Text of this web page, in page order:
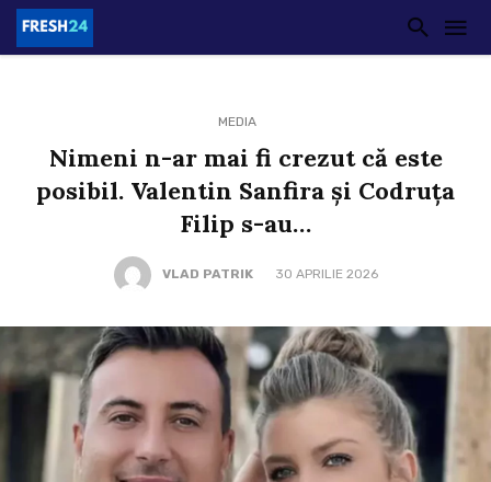
MEDIA
Nimeni n-ar mai fi crezut că este
posibil. Valentin Sanfira și Codruța
Filip s-au…
VLAD PATRIK 30 APRILIE 2026